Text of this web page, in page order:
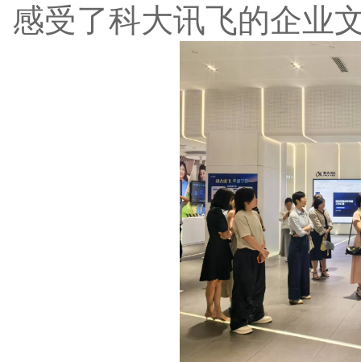
感受了科大讯飞的企业